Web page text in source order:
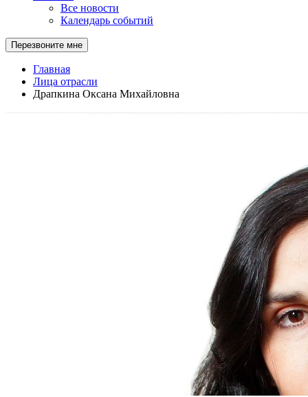
Все новости
Календарь событий
Перезвоните мне
Главная
Лица отрасли
Драпкина Оксана Михайловна